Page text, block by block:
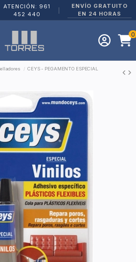
ATENCIÓN: 961
452 440
ENVÍO GRATUITO
EN 24 HORAS
0
CEYS - PEGAMENTO ESPECIAL